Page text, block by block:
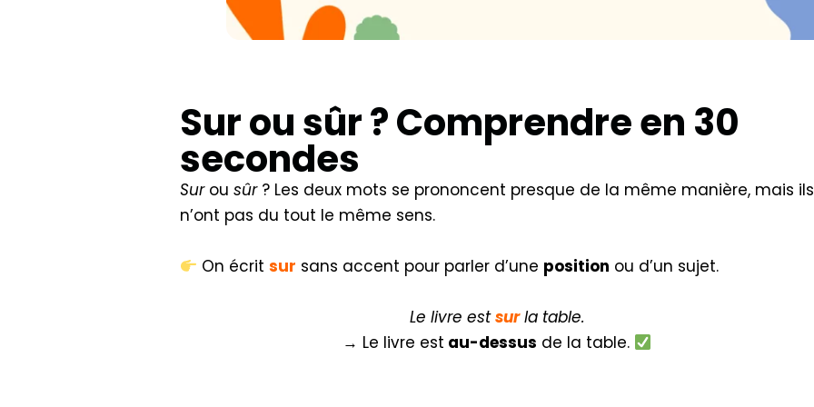
Sur ou sûr ? Comprendre en 30
secondes
Sur ou sûr? Les deux mots se prononcent presque de la même manière, mais ils
n’ont pas du tout le même sens.
On écritsur sans accent pour parler d’une position ou d’un sujet.
Le livre estsurla table.
→ Le livre est au-dessus de la table.